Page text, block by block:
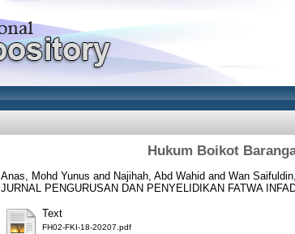
Hukum Boikot
Anas, Mohd Yunus and Najihah, Abd Wahid and Wan
JURNAL PENGURUSAN DAN PENYELIDIKAN FATWA
Text
FH02-FKI-18-20207.pdf